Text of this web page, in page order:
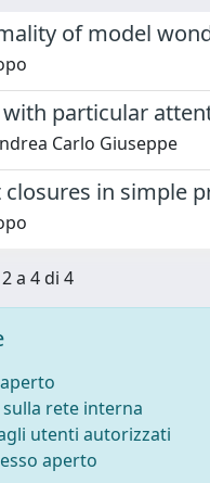
of model
with particular
Carlo Giuseppe
in simple
a 4 di 4
rete interna
utenti autorizzati
aperto